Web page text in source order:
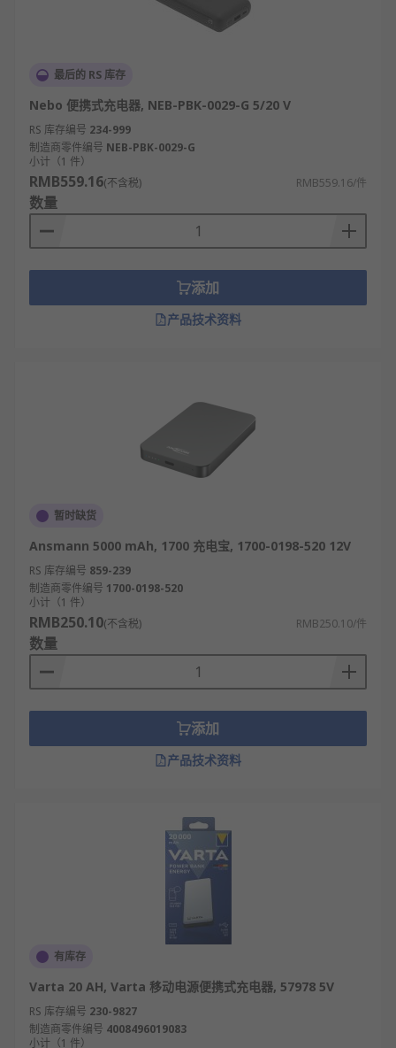
商场和购物中心：这些地方人流量大，逛街的
宝站点，特别是主要入口、停车场入口和大型
欢迎查看和订购RS的充电宝及相关产品，现货订购24
小时内发货，线上下单满额免运费。
最后的 RS 库存
Nebo 便携式充电器, NEB-PBK-0029-G 5/20 V
RS 库存编号 234-999
制造商零件编号 NEB-PBK-0029-G
小计（1 件）
RMB559.16(不含税) RMB559.16/件
数量
添加
产品技术资料
暂时缺货
Ansmann 5000 mAh, 1700 充电宝, 1700-0198-520 12V
RS 库存编号 859-239
制造商零件编号 1700-0198-520
小计（1 件）
RMB250.10(不含税) RMB250.10/件
数量
添加
产品技术资料
有库存
Varta 20 AH, Varta 移动电源便携式充电器, 57978 5V
RS 库存编号 230-9827
制造商零件编号 4008496019083
小计（1 件）